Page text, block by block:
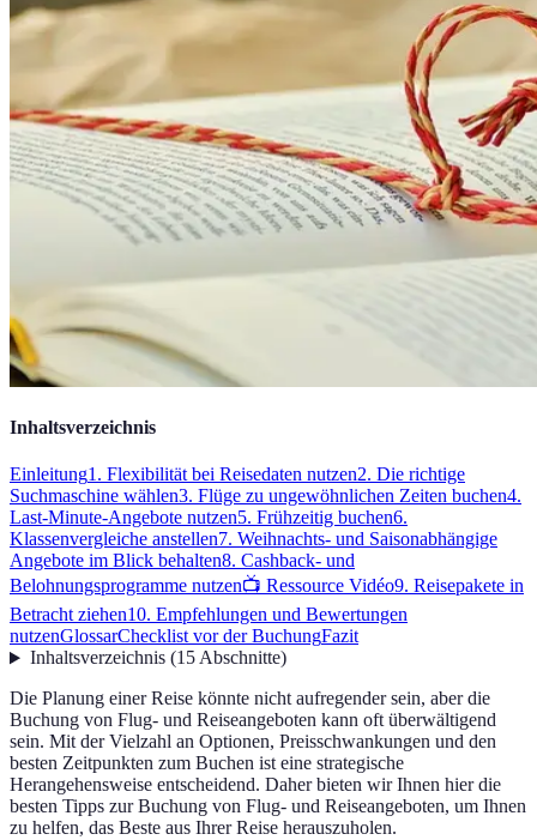
Inhaltsverzeichnis
Einleitung1. Flexibilität bei Reisedaten nutzen2. Die richtige
Suchmaschine wählen3. Flüge zu ungewöhnlichen Zeiten buchen4.
Last-Minute-Angebote nutzen5. Frühzeitig buchen6.
Klassenvergleiche anstellen7. Weihnachts- und Saisonabhängige
Angebote im Blick behalten8. Cashback- und
Belohnungsprogramme nutzen📺 Ressource Vidéo9. Reisepakete in
Betracht ziehen10. Empfehlungen und Bewertungen
nutzenGlossarChecklist vor der BuchungFazit
Inhaltsverzeichnis(15Abschnitte)
Die Planung einer Reise könnte nicht aufregender sein, aber die
Buchung von Flug- und Reiseangeboten kann oft überwältigend
sein. Mit der Vielzahl an Optionen, Preisschwankungen und den
besten Zeitpunkten zum Buchen ist eine strategische
Herangehensweise entscheidend. Daher bieten wir Ihnen hier die
besten Tipps zur Buchung von Flug- und Reiseangeboten, um Ihnen
zu helfen, das Beste aus Ihrer Reise herauszuholen.